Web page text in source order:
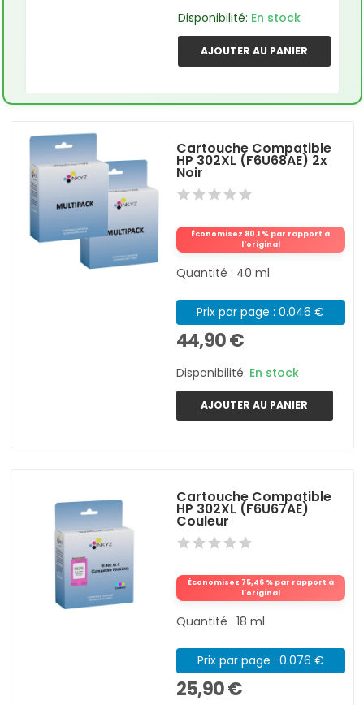
Disponibilité: En stock
AJOUTER AU PANIER
Cartouche Compatible
HP 302XL (F6U68AE) 2x
Noir
Économisez 80.1 % par rapport à
l'original
Quantité : 40 ml
Prix par page : 0.046 €
44,90 €
Disponibilité: En stock
AJOUTER AU PANIER
Cartouche Compatible
HP 302XL (F6U67AE)
Couleur
Économisez 75,46 % par rapport à
l'original
Quantité : 18 ml
Prix par page : 0.076 €
25,90 €